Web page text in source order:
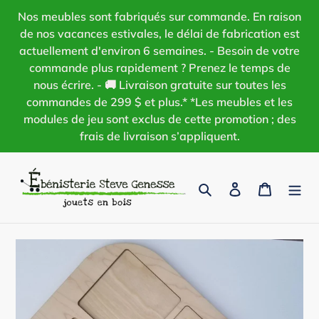
Passer
contenu
Nos meubles sont fabriqués sur commande. En raison
de nos vacances estivales, le délai de fabrication est
actuellement d'environ 6 semaines. - Besoin de votre
commande plus rapidement ? Prenez le temps de
nous écrire. - 🚚 Livraison gratuite sur toutes les
commandes de 299 $ et plus.* *Les meubles et les
modules de jeu sont exclus de cette promotion ; des
frais de livraison s’appliquent.
RechercherSe connecter
Panier